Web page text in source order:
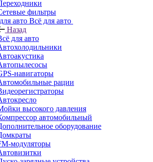
фильтры
Всё для авто
Назад
для авто
навигаторы
рации
высокого давления
автомобильный
оборудование
модуляторы